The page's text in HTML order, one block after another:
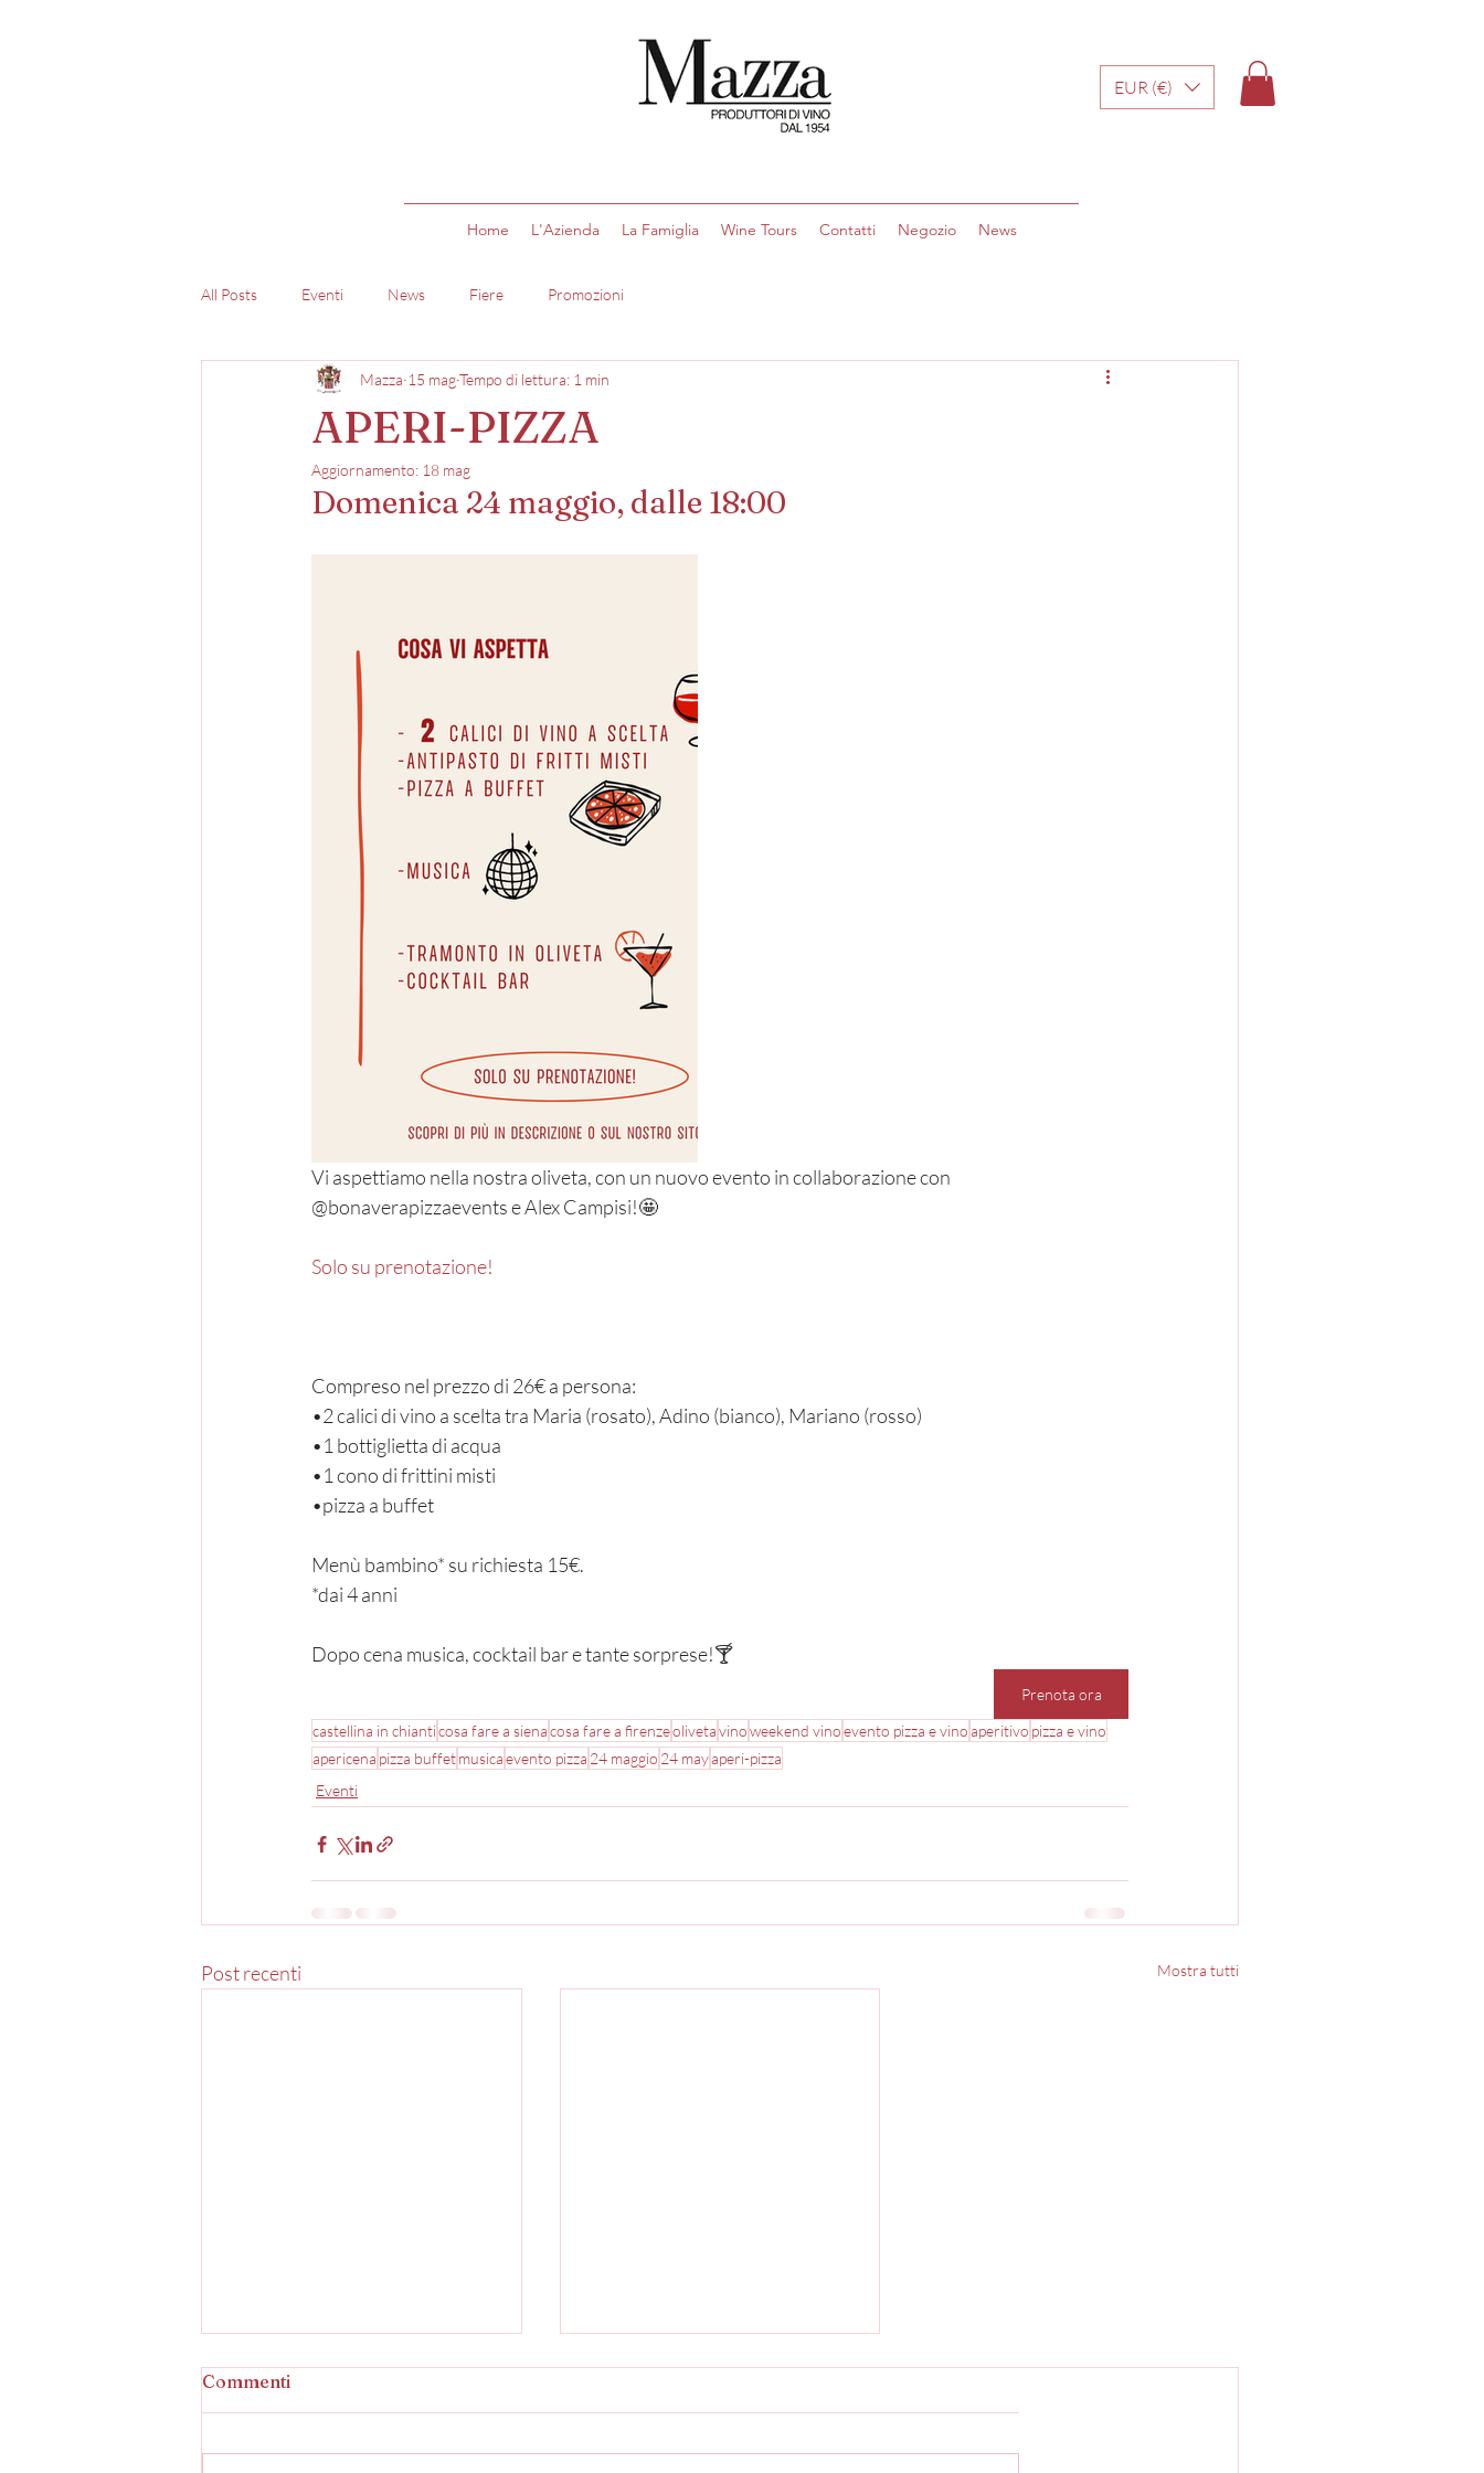
EUR (€)
Home L'Azienda La Famiglia Wine Tours Contatti Negozio News
All Posts Eventi News Fiere Promozioni
APERI-PIZZA
Mazza 15 magTempo di lettura: 1 min
Aggiornamento: 18 mag
Domenica 24 maggio, dalle 18:00
Vi aspettiamo nella nostra oliveta, con un nuovo evento in collaborazione con
@bonaverapizzaevents e Alex Campisi!🤩
Solo su prenotazione!
Compreso nel prezzo di 26€ a persona:
•2 calici di vino a scelta tra Maria (rosato), Adino (bianco), Mariano (rosso)
•1 bottiglietta di acqua
•1 cono di frittini misti
•pizza a buffet
Menù bambino* su richiesta 15€.
*dai 4 anni
Dopo cena musica, cocktail bar e tante sorprese!🍸
Prenota ora
castellina in chianticosa fare a sienacosa fare a firenzeolivetavinoweekend vinoevento pizza e vinoaperitivo pizza e vino
apericena pizza buffetmusicaevento pizza 24 maggio 24 mayaperi-pizza
Eventi
Post recenti Mostra tutti
Commenti